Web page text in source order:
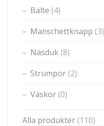
Bälte (4)
Manschettknapp (3)
Näsduk (8)
Strumpor (2)
Väskor (0)
Alla produkter (110)